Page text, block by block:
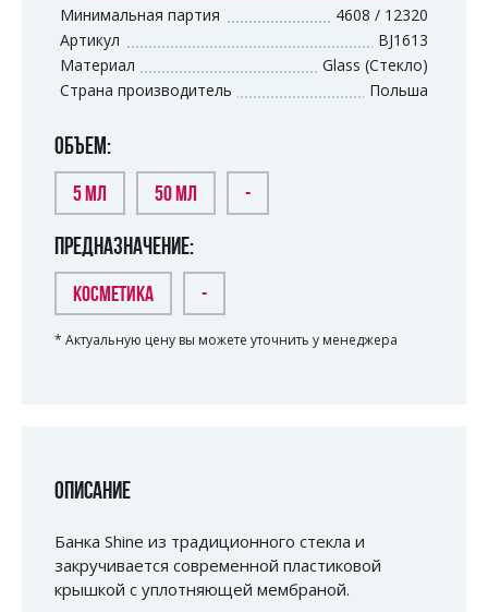
Минимальная партия
4608 / 12320
Артикул
BJ1613
Материал
Glass (Стекло)
Страна производитель
Польша
ОБЪЕМ:
5 МЛ 50 МЛ -
ПРЕДНАЗНАЧЕНИЕ:
КОСМЕТИКА -
* Актуальную цену вы можете уточнить у менеджера
ОПИСАНИЕ
Банка Shine из традиционного стекла и
закручивается современной пластиковой
крышкой с уплотняющей мембраной.